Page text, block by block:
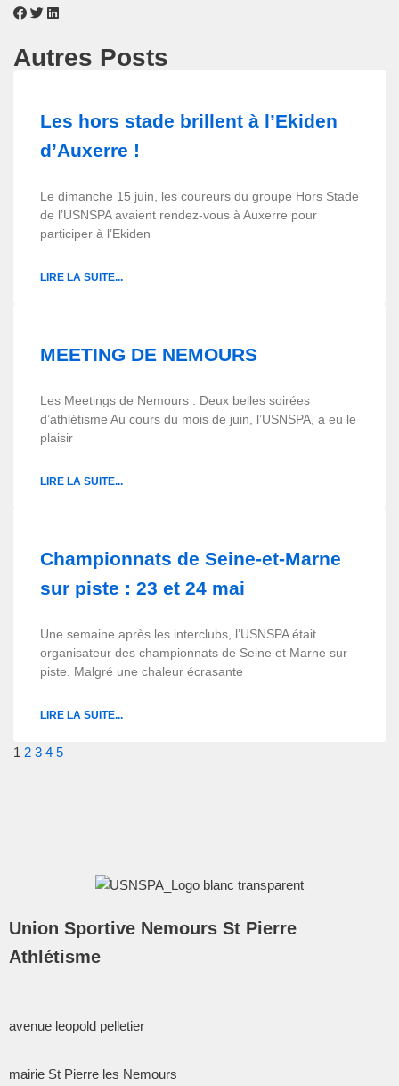
Autres Posts
Les hors stade brillent à l’Ekiden
d’Auxerre !
Le dimanche 15 juin, les coureurs du groupe Hors Stade
de l’USNSPA avaient rendez-vous à Auxerre pour
participer à l’Ekiden
LIRE LA SUITE...
MEETING DE NEMOURS
Les Meetings de Nemours : Deux belles soirées
d’athlétisme Au cours du mois de juin, l’USNSPA, a eu le
plaisir
LIRE LA SUITE...
Championnats de Seine-et-Marne
sur piste : 23 et 24 mai
Une semaine après les interclubs, l’USNSPA était
organisateur des championnats de Seine et Marne sur
piste. Malgré une chaleur écrasante
LIRE LA SUITE...
1 2 3 4 5
Union Sportive Nemours St Pierre
Athlétisme
avenue leopold pelletier
mairie St Pierre les Nemours